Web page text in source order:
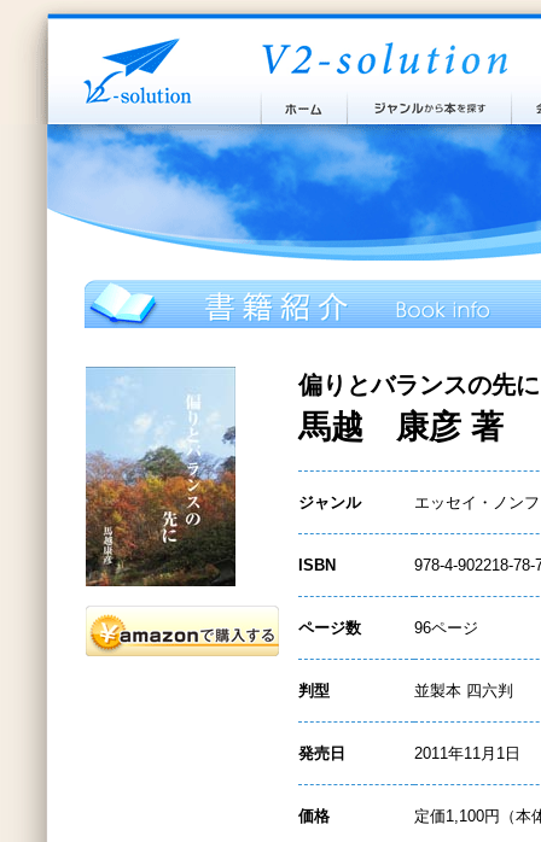
偏りとバランスの先に
馬越 康彦 著
ジャンル エッセイ・ノン
ISBN 978-4-902218-78-
ページ数 96ページ
判型 並製本 四六判
発売日 2011年11月1日
価格 定価1,100円（本